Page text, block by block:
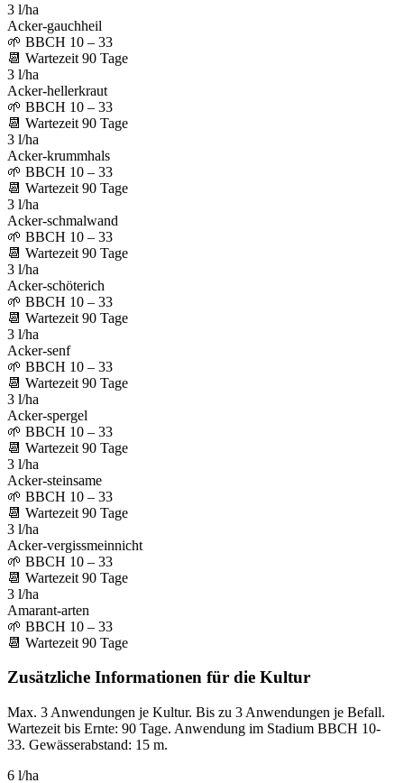
3 l/ha
Acker-gauchheil
🌱 BBCH 10 – 33
📆 Wartezeit 90 Tage
3 l/ha
Acker-hellerkraut
🌱 BBCH 10 – 33
📆 Wartezeit 90 Tage
3 l/ha
Acker-krummhals
🌱 BBCH 10 – 33
📆 Wartezeit 90 Tage
3 l/ha
Acker-schmalwand
🌱 BBCH 10 – 33
📆 Wartezeit 90 Tage
3 l/ha
Acker-schöterich
🌱 BBCH 10 – 33
📆 Wartezeit 90 Tage
3 l/ha
Acker-senf
🌱 BBCH 10 – 33
📆 Wartezeit 90 Tage
3 l/ha
Acker-spergel
🌱 BBCH 10 – 33
📆 Wartezeit 90 Tage
3 l/ha
Acker-steinsame
🌱 BBCH 10 – 33
📆 Wartezeit 90 Tage
3 l/ha
Acker-vergissmeinnicht
🌱 BBCH 10 – 33
📆 Wartezeit 90 Tage
3 l/ha
Amarant-arten
🌱 BBCH 10 – 33
📆 Wartezeit 90 Tage
Zusätzliche Informationen für die Kultur
Max. 3 Anwendungen je Kultur. Bis zu 3 Anwendungen je Befall.
Wartezeit bis Ernte: 90 Tage. Anwendung im Stadium BBCH 10-
33. Gewässerabstand: 15 m.
6 l/ha